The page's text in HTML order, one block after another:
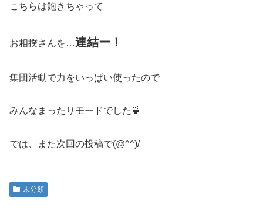
こちらは飽きちゃって
お相撲さんを…連結ー！
集団活動で力をいっぱい使ったので
みんなまったりモードでした🍵
では、また次回の投稿で(@^^)/
未分類